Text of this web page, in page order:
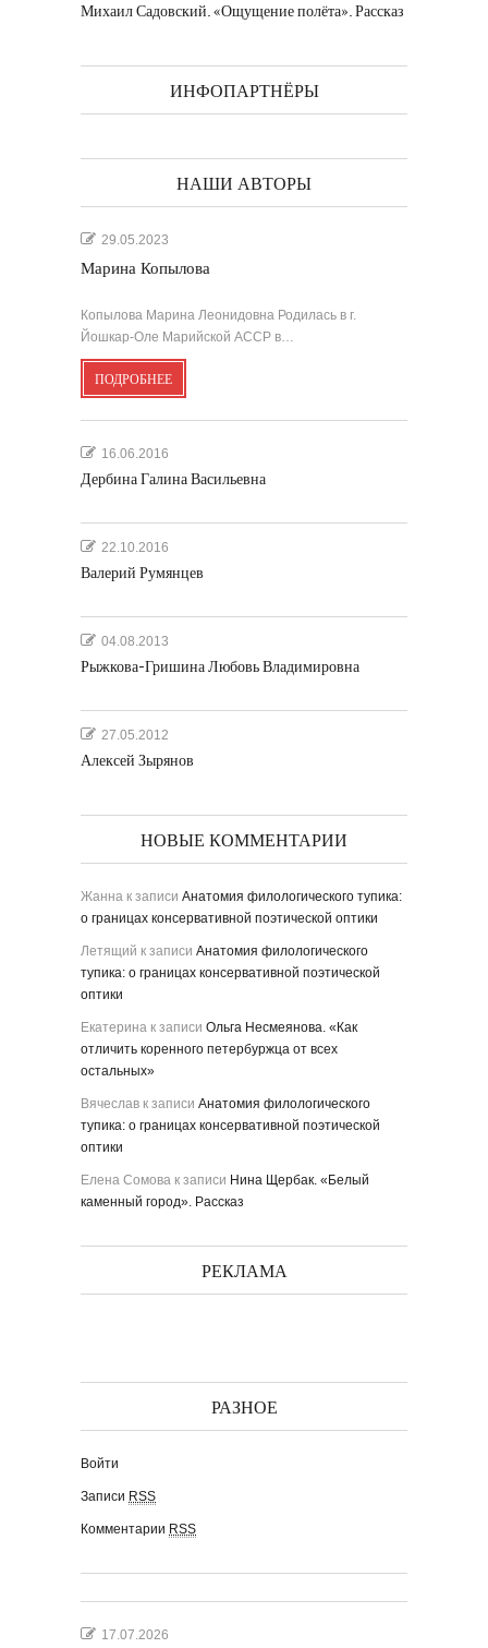
Михаил Садовский. «Ощущение полёта». Рассказ
ИНФОПАРТНЁРЫ
НАШИ АВТОРЫ
29.05.2023
Марина Копылова
Копылова Марина Леонидовна Родилась в г.
Йошкар-Оле Марийской АССР в…
ПОДРОБНЕЕ
16.06.2016
Дербина Галина Васильевна
22.10.2016
Валерий Румянцев
04.08.2013
Рыжкова-Гришина Любовь Владимировна
27.05.2012
Алексей Зырянов
НОВЫЕ КОММЕНТАРИИ
Жанна к записи Анатомия филологического тупика:
о границах консервативной поэтической оптики
Летящий к записи Анатомия филологического
тупика: о границах консервативной поэтической
оптики
Екатерина к записи Ольга Несмеянова. «Как
отличить коренного петербуржца от всех
остальных»
Вячеслав к записи Анатомия филологического
тупика: о границах консервативной поэтической
оптики
Елена Сомова к записи Нина Щербак. «Белый
каменный город». Рассказ
РЕКЛАМА
РАЗНОЕ
Войти
Записи RSS
Комментарии RSS
17.07.2026